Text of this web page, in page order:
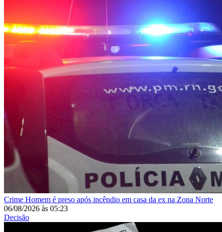
Crime Homem é preso após incêndio em casa da ex na Zona Norte
06/08/2026 às 05:23
Decisão